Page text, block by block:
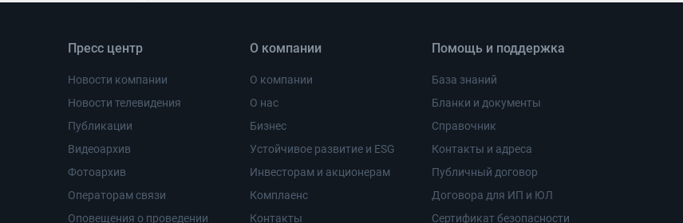
Пресс центр
Новости компании
Новости телевидения
Публикации
Видеоархив
Фотоархив
Операторам связи
Оповещения о проведении
О компании
О компании
О нас
Бизнес
Устойчивое развитие и ESG
Инвесторам и акционерам
Комплаенс
Контакты
Помощь и поддержка
База знаний
Бланки и документы
Справочник
Контакты и адреса
Публичный договор
Договора для ИП и ЮЛ
Сертификат безопасности